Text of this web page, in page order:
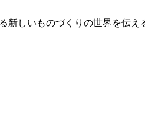
しいものづくりの世界を伝え